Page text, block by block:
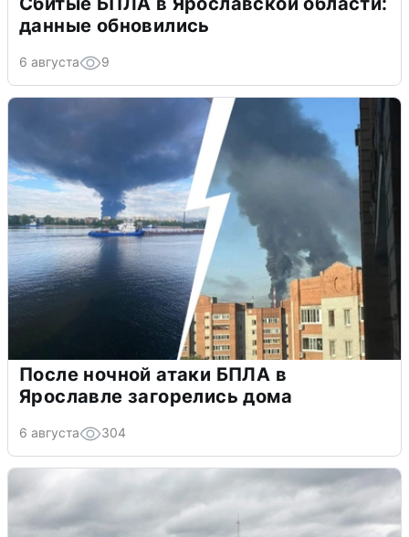
данные обновились
6 августа 9
После ночной атаки БПЛА в
Ярославле загорелись дома
6 августа 304